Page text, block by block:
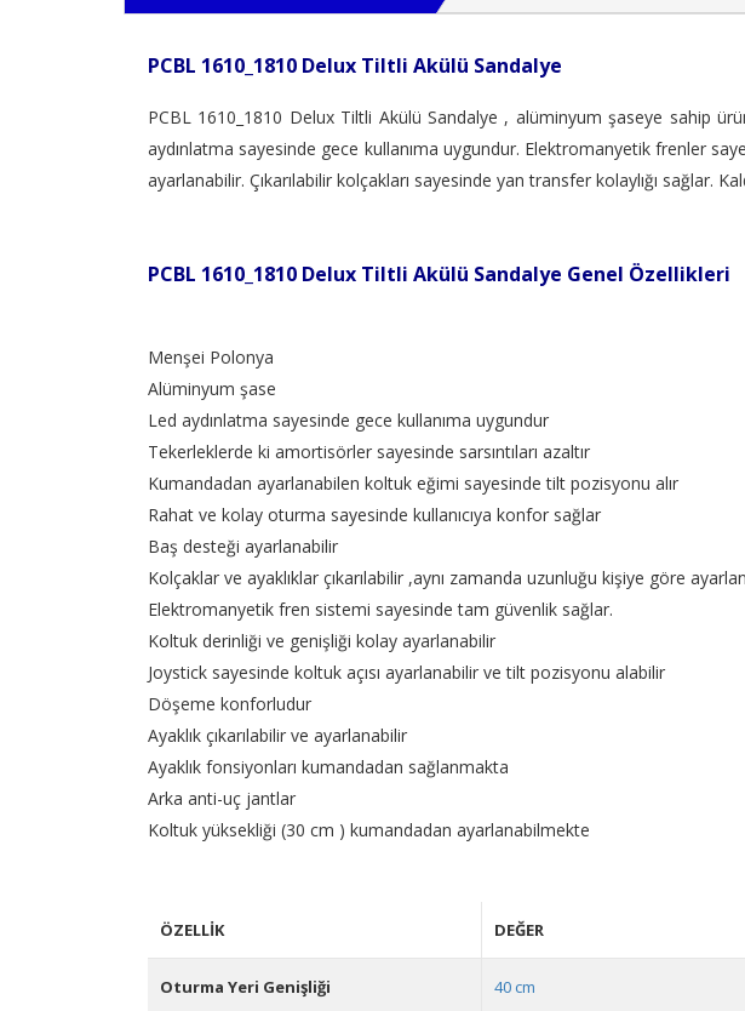
PCBL 1610_1810 Delux Tiltli Akülü Sandalye
PCBL 1610_1810 Delux Tiltli Akülü Sandalye , alüminyum şaseye sahip
aydınlatma sayesinde gece kullanıma uygundur. Elektromanyetik frenler
ayarlanabilir. Çıkarılabilir kolçakları sayesinde yan transfer kolaylığı sağlar.
PCBL 1610_1810 Delux Tiltli Akülü Sandalye Genel Özellikleri
Menşei Polonya
Alüminyum şase
Led aydınlatma sayesinde gece kullanıma uygundur
Tekerleklerde ki amortisörler sayesinde sarsıntıları azaltır
Kumandadan ayarlanabilen koltuk eğimi sayesinde tilt pozisyonu alır
Rahat ve kolay oturma sayesinde kullanıcıya konfor sağlar
Baş desteği ayarlanabilir
Kolçaklar ve ayaklıklar çıkarılabilir ,aynı zamanda uzunluğu kişiye göre
Elektromanyetik fren sistemi sayesinde tam güvenlik sağlar.
Koltuk derinliği ve genişliği kolay ayarlanabilir
Joystick sayesinde koltuk açısı ayarlanabilir ve tilt pozisyonu alabilir
Döşeme konforludur
Ayaklık çıkarılabilir ve ayarlanabilir
Ayaklık fonsiyonları kumandadan sağlanmakta
Arka anti-uç jantlar
Koltuk yüksekliği (30 cm ) kumandadan ayarlanabilmekte
ÖZELLIK DEĞER
Oturma Yeri Genişliği 40 cm